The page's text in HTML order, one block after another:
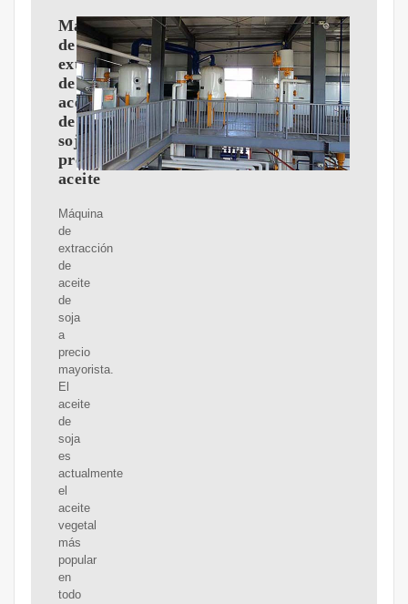
Máquina
de
extracción
de
aceite
de
soja
prensa
aceite
Máquina
de
extracción
de
aceite
de
soja
a
precio
mayorista.
El
aceite
de
soja
es
actualmente
el
aceite
vegetal
más
popular
en
todo